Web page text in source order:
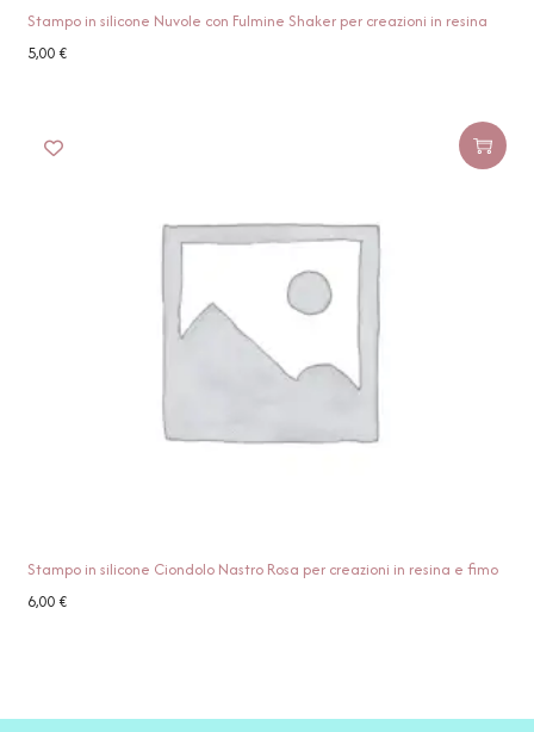
Stampo in silicone Nuvole con Fulmine Shaker per creazioni in resina
5,00€
Stampo in silicone Ciondolo Nastro Rosa per creazioni in resina e fimo
6,00€